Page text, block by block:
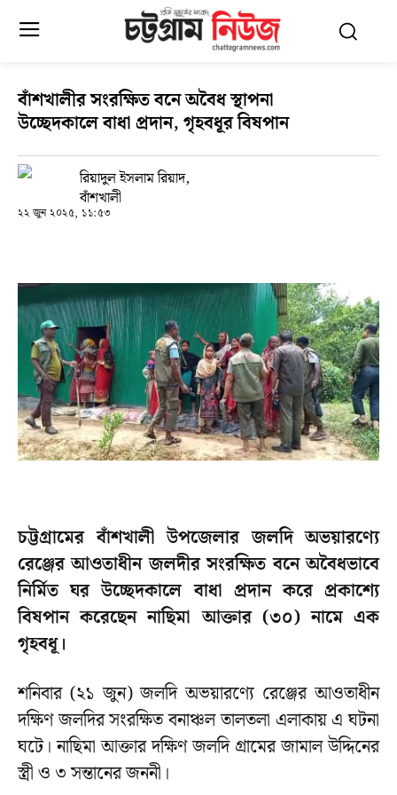
বাঁশখালীর সংরক্ষিত বনে অবৈধ স্থাপনা
উচ্ছেদকালে বাধা প্রদান, গৃহবধূর বিষপান
রিয়াদুল ইসলাম রিয়াদ,
বাঁশখালী
২২ জুন ২০২৫, ১১:৫৩
চট্টগ্রামের বাঁশখালী উপজেলার জলদি অভয়ারণ্যে
রেঞ্জের আওতাধীন জলদীর সংরক্ষিত বনে অবৈধভাবে
নির্মিত ঘর উচ্ছেদকালে বাধা প্রদান করে প্রকাশ্যে
বিষপান করেছেন নাছিমা আক্তার (৩০) নামে এক
গৃহবধূ।
শনিবার (২১ জুন) জলদি অভয়ারণ্যে রেঞ্জের আওতাধীন
দক্ষিণ জলদির সংরক্ষিত বনাঞ্চল তালতলা এলাকায় এ ঘটনা
ঘটে। নাছিমা আক্তার দক্ষিণ জলদি গ্রামের জামাল উদ্দিনের
স্ত্রী ও ৩ সন্তানের জননী।